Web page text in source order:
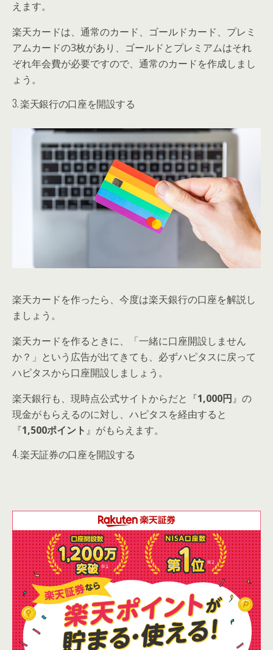
えます。
楽天カードは、通常のカード、ゴールドカード、プレミ
アムカードの3枚があり、ゴールドとプレミアムはそれ
ぞれ年会費が必要ですので、通常のカードを作成しまし
ょう。
3. 楽天銀行の口座を開設する
楽天カードを作ったら、今度は楽天銀行の口座を解説し
ましょう。
楽天カードを作るときに、「一緒に口座開設しません
か？」という広告が出てきても、必ずハピタスに戻って
ハピタスから口座開設しましょう。
楽天銀行も、現時点公式サイトからだと『1,000円』の
現金がもらえるのに対し、ハピタスを経由すると
『1,500ポイント 』がもらえます。
4. 楽天証券の口座を開設する